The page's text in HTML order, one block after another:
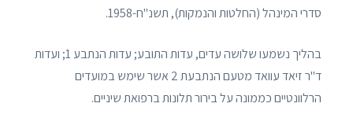
סדרי המינהל (החלטות והנמקות), תשנ"ח-1958.
בהליך נשמעו שלושה עדים, עדות התובע; עדות הנתבע 1; ועדות
ד"ר זיאד עוואד מטעם הנתבעת 2 אשר שימש במועדים
הרלוונטיים כממונה על בירור תלונות ברפואת שיניים.